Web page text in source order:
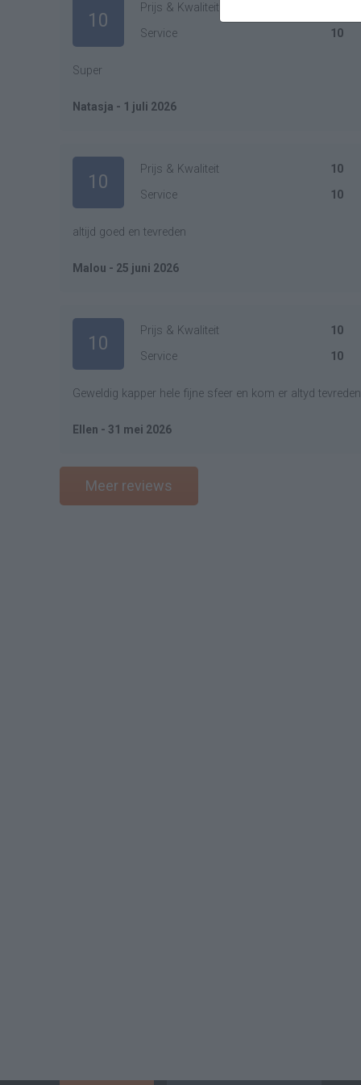
10
Prijs & Kwaliteit
Service
10
Super
Natasja - 1 juli 2026
10
Prijs & Kwaliteit 10
Service
10
altijd goed en tevreden
Malou - 25 juni 2026
10
Prijs & Kwaliteit 10
Service
10
Geweldig kapper hele fijne sfeer en kom er altyd
Ellen - 31 mei 2026
Meer reviews